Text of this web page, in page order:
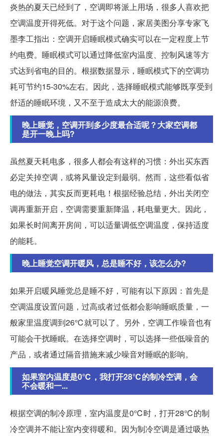
炎热的夏天已经到了，空调即将派上用场，很多人喜欢把
空调温度开得死低。对于这个问题，家居美图分享专家飞
墨李工指出：空调开启睡眠模式确实可以在一定程度上节
约电费。睡眠模式可以通过降低室内温度、控制风速等方
式达到省电的目的。根据数据显示，睡眠模式下的空调功
耗可节约15-30%左右。因此，选择睡眠模式能够既享受到
舒适的睡眠环境，又不至于造成太大的能源浪费。
晚上睡觉，空调开到多少度最合适呢？大家空调都
是开一晚上吗?
虽然夏天耗电多，很多人都会有这样的习惯：外出买东西
必定关掉空调，或将风量设定到最弱。然而，这些看似省
电的做法，其实反而更耗电！根据经验总结，外出关闭空
调再重新开启，空调需要重新降温，耗电量更大。因此，
如果长时间离开房间，可以适量调低空调温度，保持适度
的能耗。
晚上睡觉空调开暖风，总是睡不好，该怎么办?
如果开启暖风睡觉总是睡不好，可能有以下原因：首先是
空调温度设置问题，过高或者过低都会影响睡眠质量，一
般家里温度调到26℃就可以了。另外，空调工作噪音也有
可能会干扰睡眠。在选择空调时，可以选择一些低噪音的
产品，或者通过隔音措施来减少噪音对睡眠的影响。
如果室内温度是0℃，我打开28℃的制冷空调，会
不会暖和一...
根据空调的制冷原理，室内温度是0℃时，打开28℃的制
冷空调并不能让室内变得暖和。因为制冷空调是通过吸热